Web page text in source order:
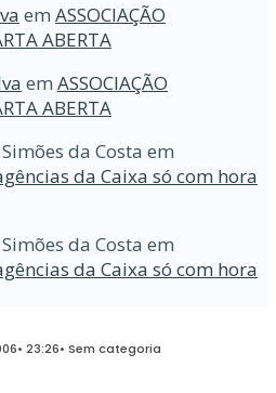
em ASSOCIAÇÃO
ABERTA
em ASSOCIAÇÃO
ABERTA
da Costa em
da Caixa só com hora
da Costa em
da Caixa só com hora
• 23:26• Sem categoria